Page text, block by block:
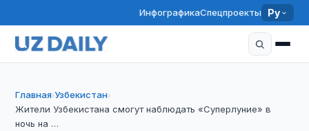
ИнфографикаСпецпроекты Ру
Главная›Узбекистан›
Жители Узбекистана смогут наблюдать «Суперлуние» в
ночь на …